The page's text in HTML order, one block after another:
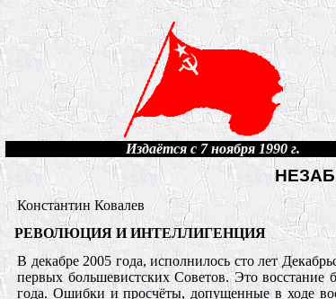
Издаётся с 7 ноября 1990 г.
Константин Ковалев
РЕВОЛЮЦИЯ И ИНТЕЛЛИГЕНЦИЯ
В декабре 2005 года, исполнилось сто лет
первых большевистских Советов. Это восстание
года. Ошибки и просчёты, допущенные в ходе